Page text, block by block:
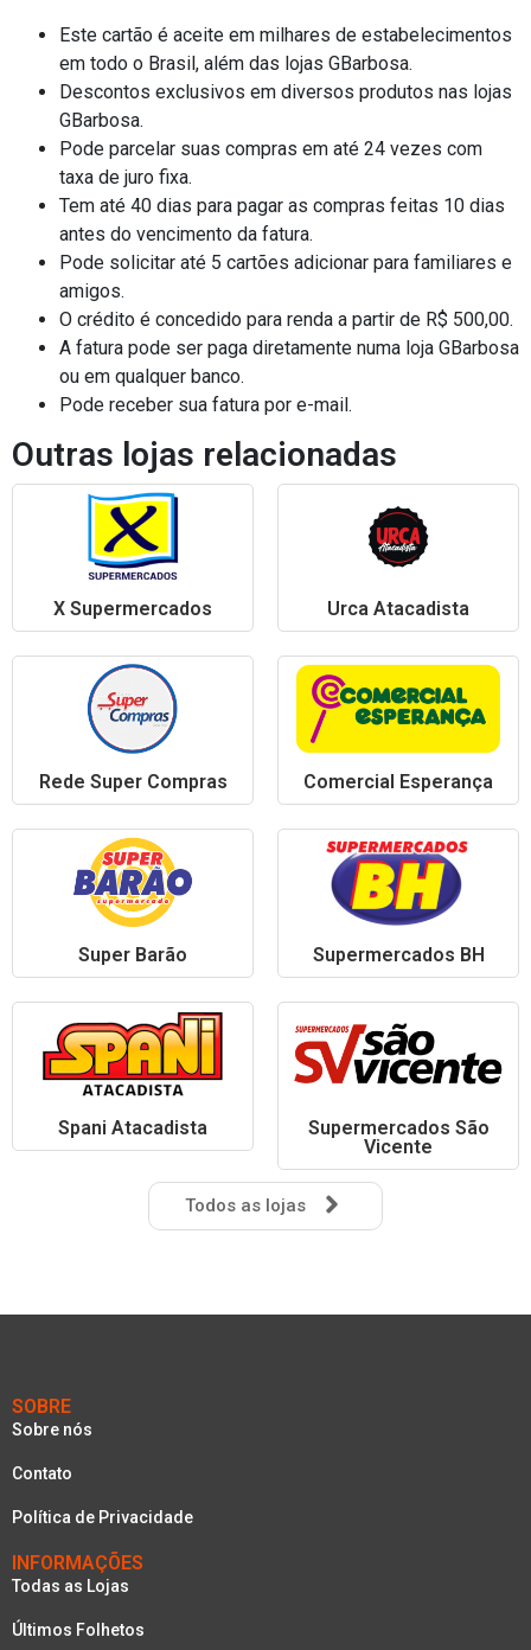
Este cartão é aceite em milhares de estabelecimentos
em todo o Brasil, além das lojas GBarbosa.
Descontos exclusivos em diversos produtos nas lojas
GBarbosa.
Pode parcelar suas compras em até 24 vezes com
taxa de juro fixa.
Tem até 40 dias para pagar as compras feitas 10 dias
antes do vencimento da fatura.
Pode solicitar até 5 cartões adicionar para familiares e
amigos.
O crédito é concedido para renda a partir de R$ 500,00.
A fatura pode ser paga diretamente numa loja GBarbosa
ou em qualquer banco.
Pode receber sua fatura por e-mail.
Outras lojas relacionadas
X Supermercados Urca Atacadista
Rede Super Compras Comercial Esperança
Super Barão Supermercados BH
Spani Atacadista
Supermercados São
Vicente
Todos as lojas
SOBRE
Sobre nós
Contato
Política de Privacidade
INFORMAÇÕES
Todas as Lojas
Últimos Folhetos